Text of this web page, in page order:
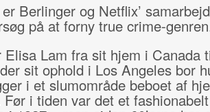
Berlinger og Netflix’
på at forny true crime-
Elisa Lam fra sit hjem i Canada
sit ophold i Los Angeles bor
i et slumområde beboet af
Før i tiden var det et